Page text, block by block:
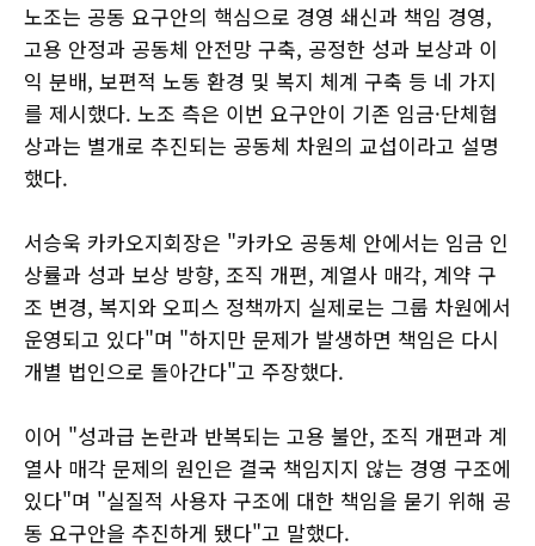
노조는 공동 요구안의 핵심으로 경영 쇄신과 책임 경영,
고용 안정과 공동체 안전망 구축, 공정한 성과 보상과 이
익 분배, 보편적 노동 환경 및 복지 체계 구축 등 네 가지
를 제시했다. 노조 측은 이번 요구안이 기존 임금·단체협
상과는 별개로 추진되는 공동체 차원의 교섭이라고 설명
했다.
서승욱 카카오지회장은 "카카오 공동체 안에서는 임금 인
상률과 성과 보상 방향, 조직 개편, 계열사 매각, 계약 구
조 변경, 복지와 오피스 정책까지 실제로는 그룹 차원에서
운영되고 있다"며 "하지만 문제가 발생하면 책임은 다시
개별 법인으로 돌아간다"고 주장했다.
이어 "성과급 논란과 반복되는 고용 불안, 조직 개편과 계
열사 매각 문제의 원인은 결국 책임지지 않는 경영 구조에
있다"며 "실질적 사용자 구조에 대한 책임을 묻기 위해 공
동 요구안을 추진하게 됐다"고 말했다.